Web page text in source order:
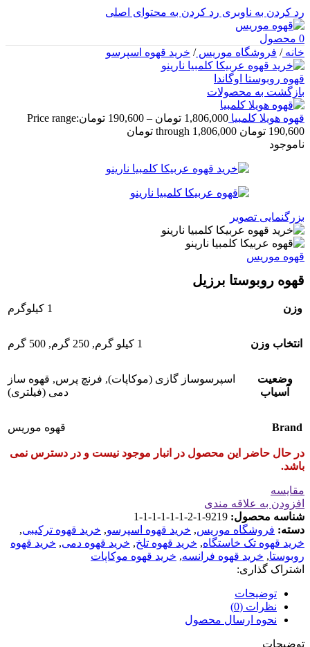
رد کردن به ناوبری رد کردن به محتوای اصلی
0 محصول
خانه/ فروشگاه موریس/ خرید قهوه اسپرسو
قهوه روبوستا اوگاندا
بازگشت به محصولات
قهوه هویلا کلمبیا 1,806,000 تومان –
190,600 تومانPrice range:
190,600 تومان through 1,806,000 تومان
ناموجود
بزرگنمایی تصویر
قهوه موریس
قهوه روبوستا برزیل
وزن 1 کیلوگرم
انتخاب وزن 1 کیلو گرم , 250 گرم , 500 گرم
وضعیت
آسیاب
اسپرسوساز گازی (موکاپات), فرنچ پرس, قهوه ساز
دمی (فیلتری)
Brand قهوه موریس
در حال حاضر این محصول در انبار موجود نیست و در دسترس نمی
باشد.
مقایسه
افزودن به علاقه مندی
شناسه محصول: 9219-1-2-1-1-1-1-1-1
دسته: فروشگاه موریس, خرید قهوه اسپرسو, خرید قهوه ترکیبی,
خرید قهوه تک خاستگاه, خرید قهوه تلخ, خرید قهوه دمی, خرید قهوه
روبوستا, خرید قهوه فرانسه, خرید قهوه موکاپات
اشتراک گذاری:
توضیحات
نظرات (0)
نحوه ارسال محصول
توضیحات